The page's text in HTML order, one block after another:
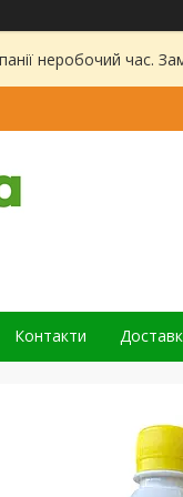
неробочий час.
Контакти